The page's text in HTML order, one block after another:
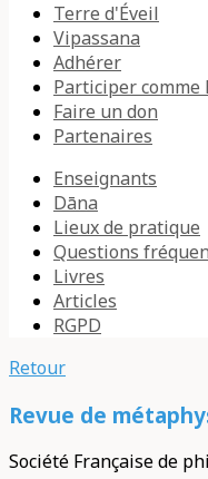
Terre d'Éveil
Vipassana
Adhérer
Participer comme
Faire un don
Partenaires
Enseignants
Dāna
Lieux de pratique
Questions
Livres
Articles
RGPD
Retour
Revue de
Société Française de